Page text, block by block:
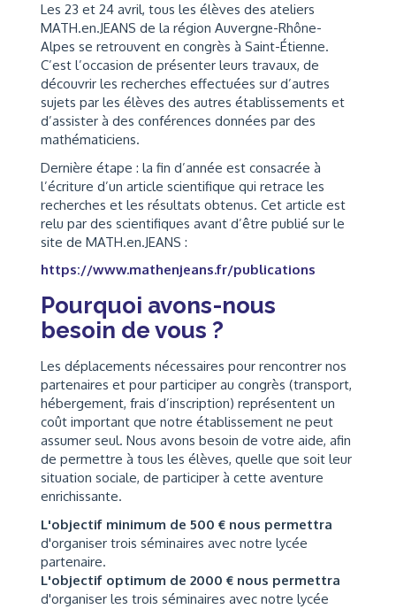
Les 23 et 24 avril, tous les élèves des ateliers
MATH.en.JEANS de la région Auvergne-Rhône-
Alpes se retrouvent en congrès à Saint-Étienne.
C’est l’occasion de présenter leurs travaux, de
découvrir les recherches effectuées sur d’autres
sujets par les élèves des autres établissements et
d’assister à des conférences données par des
mathématiciens.
Dernière étape : la fin d’année est consacrée à
l’écriture d’un article scientifique qui retrace les
recherches et les résultats obtenus. Cet article est
relu par des scientifiques avant d’être publié sur le
site de MATH.en.JEANS :
https://www.mathenjeans.fr/publications
Pourquoi avons-nous
besoin de vous ?
Les déplacements nécessaires pour rencontrer nos
partenaires et pour participer au congrès (transport,
hébergement, frais d’inscription) représentent un
coût important que notre établissement ne peut
assumer seul. Nous avons besoin de votre aide, afin
de permettre à tous les élèves, quelle que soit leur
situation sociale, de participer à cette aventure
enrichissante.
L'objectif minimum de 500 € nous permettra
d'organiser trois séminaires avec notre lycée
partenaire.
L'objectif optimum de 2000 € nous permettra
d'organiser les trois séminaires avec notre lycée